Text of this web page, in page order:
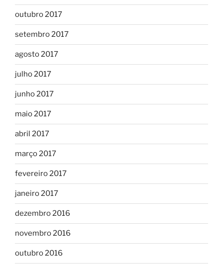
outubro 2017
setembro 2017
agosto 2017
julho 2017
junho 2017
maio 2017
abril 2017
março 2017
fevereiro 2017
janeiro 2017
dezembro 2016
novembro 2016
outubro 2016